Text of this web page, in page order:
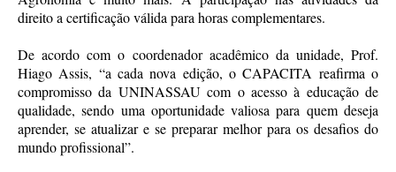
direito a certificação válida para horas complementares.
De acordo com o coordenador acadêmico da unidade, Prof.
Hiago Assis, “a cada nova edição, o CAPACITA reafirma o
compromisso da UNINASSAU com o acesso à educação de
qualidade, sendo uma oportunidade valiosa para quem deseja
aprender, se atualizar e se preparar melhor para os desafios do
mundo profissional”.